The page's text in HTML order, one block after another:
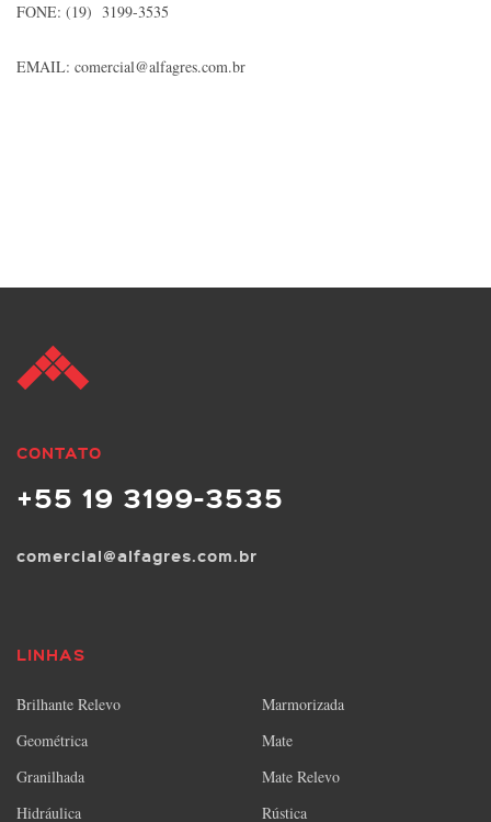
FONE: (19) 3199-3535
EMAIL: comercial@alfagres.com.br
CONTATO
+55 19 3199-3535
comercial@alfagres.com.br
LINHAS
Brilhante Relevo
Geométrica
Granilhada
Hidráulica
Marmorizada
Mate
Mate Relevo
Rústica